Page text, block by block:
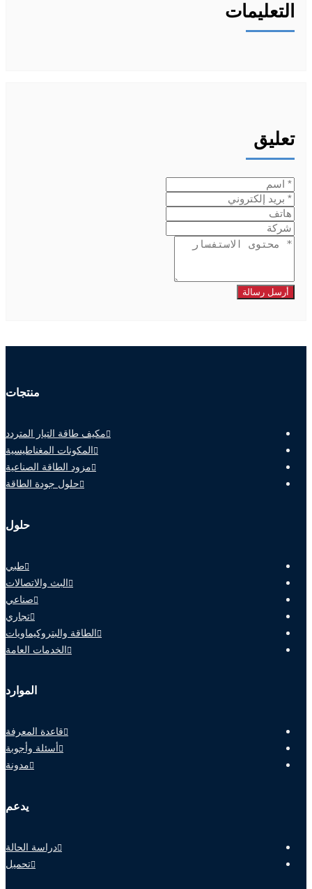
التعليمات
تعليق
أرسل رسالة
منتجات
مكيف طاقة التيار المتردد
المكونات المغناطيسية
مزود الطاقة الصناعية
حلول جودة الطاقة
حلول
طبي
البث والاتصالات
صناعي
تجاري
الطاقة والبتروكيماويات
الخدمات العامة
الموارد
قاعدة المعرفة
أسئلة وأجوبة
مدونة
يدعم
دراسة الحالة
تحميل